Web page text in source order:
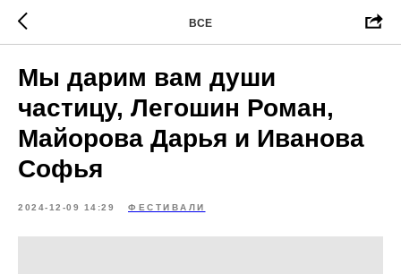
ВСЕ
Мы дарим вам души
частицу, Легошин Роман,
Майорова Дарья и Иванова
Софья
2024-12-09 14:29 ФЕСТИВАЛИ